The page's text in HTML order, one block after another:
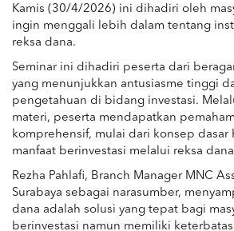
Kamis (30/4/2026) ini dihadiri oleh
ingin menggali lebih dalam tentang
reksa dana.
Seminar ini dihadiri peserta dari
yang menunjukkan antusiasme tinggi
pengetahuan di bidang investasi.
materi, peserta mendapatkan
komprehensif, mulai dari konsep dasar
manfaat berinvestasi melalui reksa
Rezha Pahlafi, Branch Manager MNC
Surabaya sebagai narasumber,
dana adalah solusi yang tepat bagi
berinvestasi namun memiliki